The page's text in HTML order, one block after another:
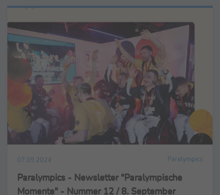
07.09.2024 Paralympics
Paralympics - Newsletter "Paralympische
Momente" - Nummer 12 / 8. September